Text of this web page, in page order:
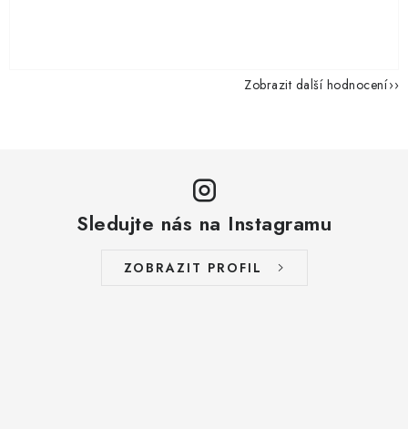
Zobrazit další hodnocení
Sledujte nás na Instagramu
ZOBRAZIT PROFIL